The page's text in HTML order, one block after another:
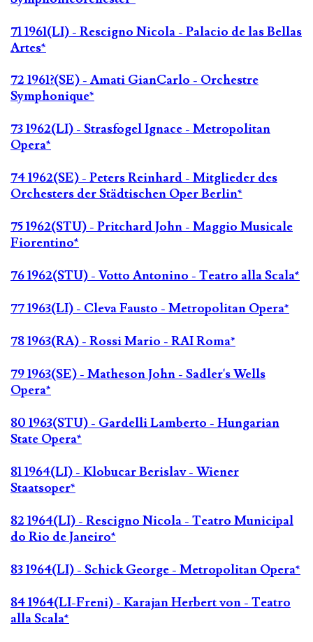
71 1961(LI) - Rescigno Nicola - Palacio de las Bellas
Artes*
72 1961?(SE) - Amati GianCarlo - Orchestre
Symphonique*
73 1962(LI) - Strasfogel Ignace - Metropolitan
Opera*
74 1962(SE) - Peters Reinhard - Mitglieder des
Orchesters der Städtischen Oper Berlin*
75 1962(STU) - Pritchard John - Maggio Musicale
Fiorentino*
76 1962(STU) - Votto Antonino - Teatro alla Scala*
77 1963(LI) - Cleva Fausto - Metropolitan Opera*
78 1963(RA) - Rossi Mario - RAI Roma*
79 1963(SE) - Matheson John - Sadler's Wells
Opera*
80 1963(STU) - Gardelli Lamberto - Hungarian
State Opera*
81 1964(LI) - Klobucar Berislav - Wiener
Staatsoper*
82 1964(LI) - Rescigno Nicola - Teatro Municipal
do Rio de Janeiro*
83 1964(LI) - Schick George - Metropolitan Opera*
84 1964(LI-Freni) - Karajan Herbert von - Teatro
alla Scala*